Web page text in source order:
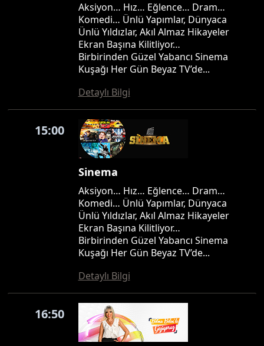
Aksiyon… Hız… Eğlence… Dram…
Komedi… Ünlü Yapımlar, Dünyaca
Ünlü Yıldızlar, Akıl Almaz Hikayeler
Ekran Başına Kilitliyor…
Birbirinden Güzel Yabancı Sinema
Kuşağı Her Gün Beyaz TV’de...
Detaylı Bilgi
15:00
Sinema
Aksiyon… Hız… Eğlence… Dram…
Komedi… Ünlü Yapımlar, Dünyaca
Ünlü Yıldızlar, Akıl Almaz Hikayeler
Ekran Başına Kilitliyor…
Birbirinden Güzel Yabancı Sinema
Kuşağı Her Gün Beyaz TV’de...
Detaylı Bilgi
16:50